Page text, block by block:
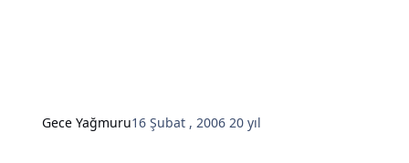
Gece Yağmuru16 Şubat , 200620 yıl